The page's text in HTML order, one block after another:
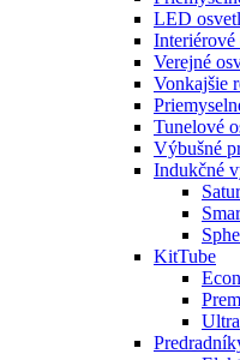
LED
Interiérové
Verejné
Vonkajšie
Tunelové
Výbušné
Indukčné
KitTube
Ultra